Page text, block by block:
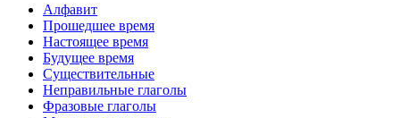
Алфавит
Прошедшее время
Настоящее время
Будущее время
Существительные
Неправильные глаголы
Фразовые глаголы